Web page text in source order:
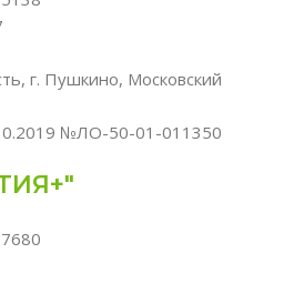
г. Пушкино, Московский
№ЛО-50-01-011350